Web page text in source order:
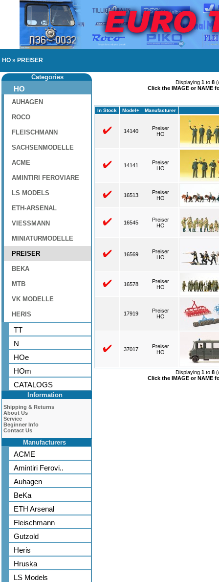
HO » PREISER
Categories
HO
AUHAGEN
ROCO
FLEISCHMANN
SACHSENMODELLE
ACME
AMINTIRI FEROVIARE
LS MODELS
ETH-ARSENAL
VIESSMANN
MINIATURMODELLE
PREISER
BEKA
MTB
VK MODELLE
HERIS
TT
N
HOe
HOm
CATALOGS
Information
Shipping & Returns
About Us
Service
Beginner Info
Contact Us
Manufacturers
ACME
Amintiri Ferovi..
Auhagen
BeKa
ETH Arsenal
Fleischmann
Gutzold
Heris
Hruska
LS Models
Displaying 1 to 8
Click the IMAGE or NAME
In Stock Model+ Manufacturer
14140
Preiser
HO
14141
Preiser
HO
16513
Preiser
HO
16545
Preiser
HO
16569
Preiser
HO
16578
Preiser
HO
17919
Preiser
HO
37017
Preiser
HO
Displaying 1 to 8
Click the IMAGE or NAME